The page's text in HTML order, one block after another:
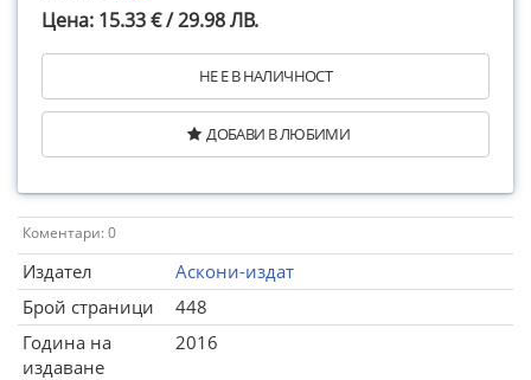
Цена: 15.33 € / 29.98 ЛВ.
НЕ Е В НАЛИЧНОСТ
ДОБАВИ В ЛЮБИМИ
Коментари: 0
Издател
Аскони-издат
Брой страници
448
Година на
издаване
2016